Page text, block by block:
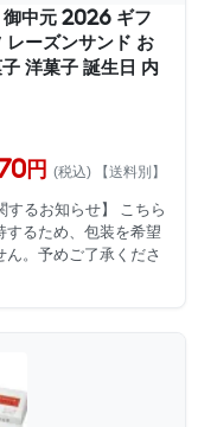
中元 2026 ギフ
レーズンサンド お
洋菓子 誕生日 内
円 (税込) 【送料別】
するお知らせ】 こちら
するため、包装を希望
。予めご了承くださ